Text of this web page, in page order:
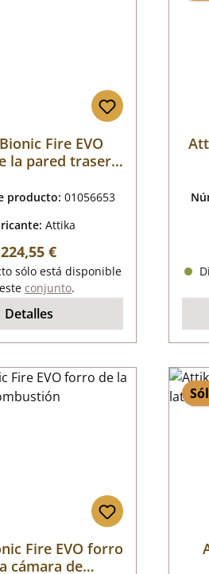
Fire EVO
la pared trasera
producto: 01056653
Attika
Precio normal:
224,55 €
sólo está disponible
conjunto.
Detalles
Fire EVO forro
cámara de